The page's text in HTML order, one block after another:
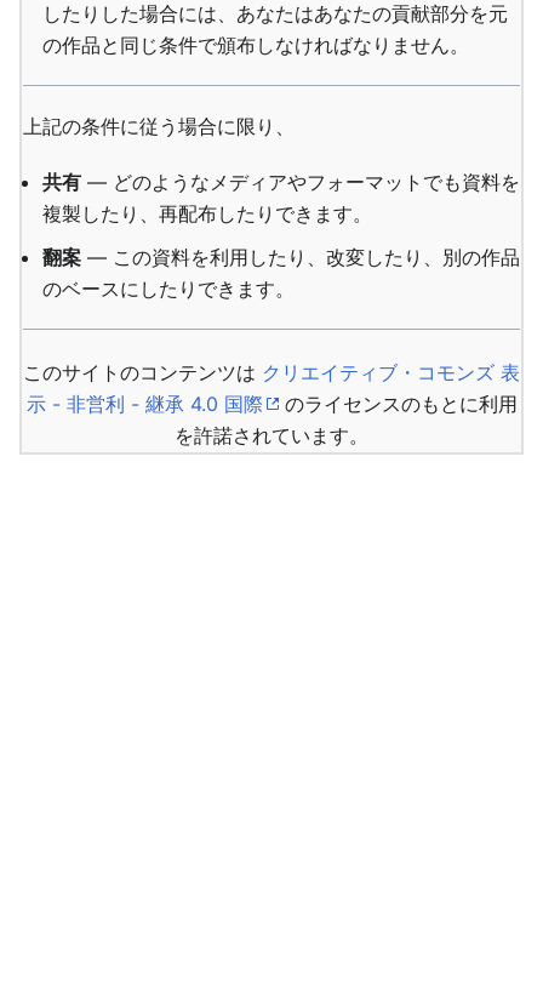
したりした場合には、あなたはあなたの貢献部分を元
の作品と同じ条件で頒布しなければなりません。
上記の条件に従う場合に限り、
共有 — どのようなメディアやフォーマットでも資料を
複製したり、再配布したりできます。
翻案 — この資料を利用したり、改変したり、別の作品
のベースにしたりできます。
このサイトのコンテンツは クリエイティブ・コモンズ 表
示 - 非営利 - 継承 4.0 国際
のライセンスのもとに利用
を許諾されています。